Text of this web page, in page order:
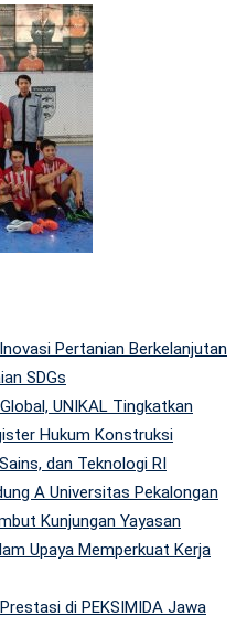
Pertanian Berkelanjutan
SDGs
UNIKAL Tingkatkan
Hukum Konstruksi
dan Teknologi RI
A Universitas Pekalongan
Kunjungan Yayasan
Upaya Memperkuat Kerja
di PEKSIMIDA Jawa